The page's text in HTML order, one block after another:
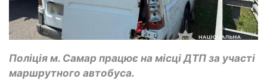
Поліція м. Самар працює на місці ДТП за участі
маршрутного автобуса.